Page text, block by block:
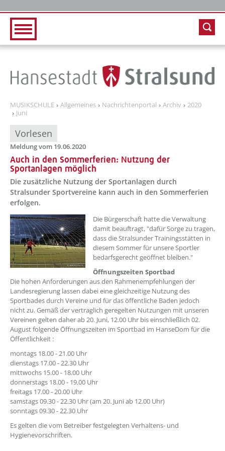
MUSIKSCHULE Allgemeines Nachrichtenportal Archiv
2020
Juni
Vorlesen
Meldung vom 19.06.2020
Auch in den Sommerferien: Nutzung der
Sportanlagen möglich
Die zusätzliche Nutzung der Sportanlagen durch
Stralsunder Sportvereine kann auch in den Sommerferien
erfolgen.
Die Bürgerschaft hatte die Verwaltung
damit beauftragt, "dafür Sorge zu tragen,
dass die Stralsunder Trainingsstätten in
diesem Sommer für unsere Sportler
bedarfsgerecht geöffnet bleiben."
Öffnungszeiten Sportbad
Die hohen Anforderungen aus den Rahmenempfehlungen der
Landesregierung lassen dabei eine gleichzeitige Nutzung des
Sportbades durch Vereine und für das öffentliche Baden jedoch
nicht zu. Gemäß der vertraglich geregelten Nutzungen mit unseren
Vereinen gelten daher ab 20. Juni, 12.00 Uhr bis einschließlich 02.
August folgende Öffnungszeiten im Sportbad im HanseDom für die
Öffentlichkeit :
montags 18.00 - 21.00 Uhr
dienstags 17.00 - 22.30 Uhr
mittwochs 15.00 - 18.00 Uhr
donnerstags 18.00 - 19.00 Uhr
freitags 17.00 - 20.00 Uhr
samstags 09.30 - 22.30 Uhr (am 20. Juni ab 12.00 Uhr)
sonntags 09.30 - 22.30 Uhr
Es gelten die vom Betreiber festgelegten Verhaltens- und
Hygienevorschriften.